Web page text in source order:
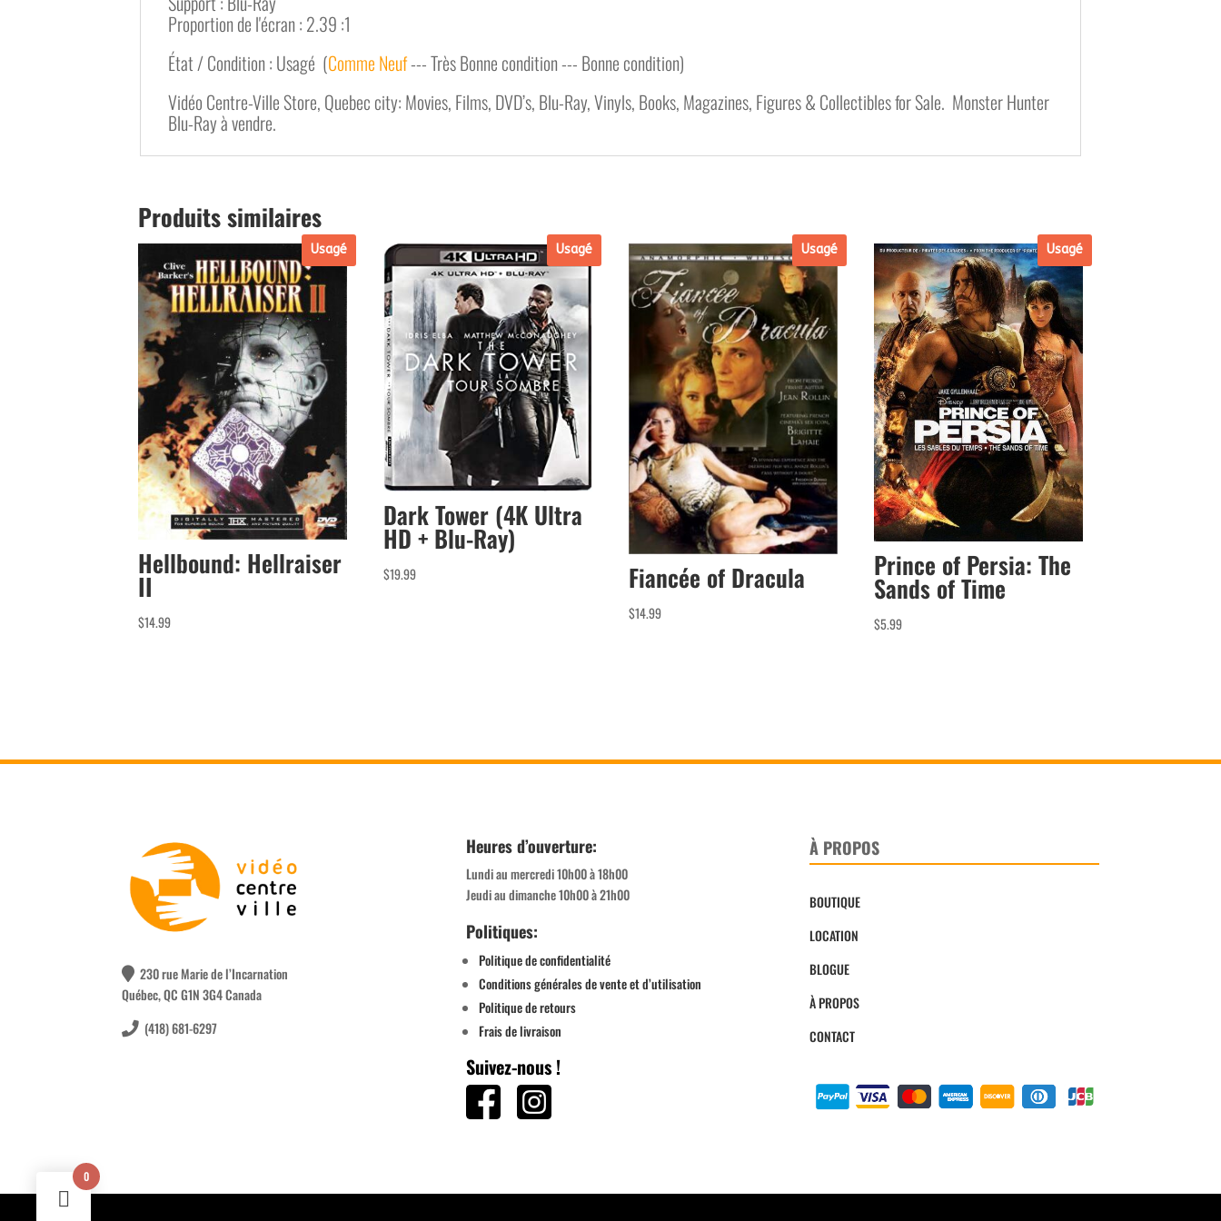
Proportion de l'écran : 2.39 :1
État / Condition : Usagé (Comme Neuf--- Très Bonne condition --- Bonne condition)
Vidéo Centre-Ville Store, Quebec city: Movies, Films, DVD’s, Blu-Ray, Vinyls, Books, Magazines, Figures & Collectibles for Sale. Monster Hunter
Blu-Ray à vendre.
Produits similaires
Usagé
Hellbound: Hellraiser
II
$14.99
Usagé
Dark Tower (4K Ultra
HD + Blu-Ray)
$19.99
Usagé
Fiancée of Dracula
$14.99
Usagé
Prince of Persia: The
Sands of Time
$5.99
230 rue Marie de l’Incarnation
Québec, QC G1N 3G4 Canada
(418) 681-6297
Heures d’ouverture:
Lundi au mercredi 10h00 à 18h00
Jeudi au dimanche 10h00 à 21h00
Politiques:
Politique de confidentialité
Conditions générales de vente et d’utilisation
Politique de retours
Frais de livraison
Suivez-nous !
À PROPOS
BOUTIQUE
LOCATION
BLOGUE
À PROPOS
CONTACT
0